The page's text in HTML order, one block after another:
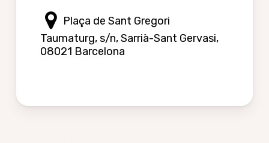
Plaça de Sant Gregori
Taumaturg, s/n, Sarrià-Sant Gervasi,
08021 Barcelona